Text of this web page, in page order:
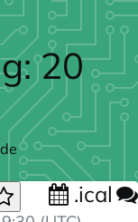
20
.ical